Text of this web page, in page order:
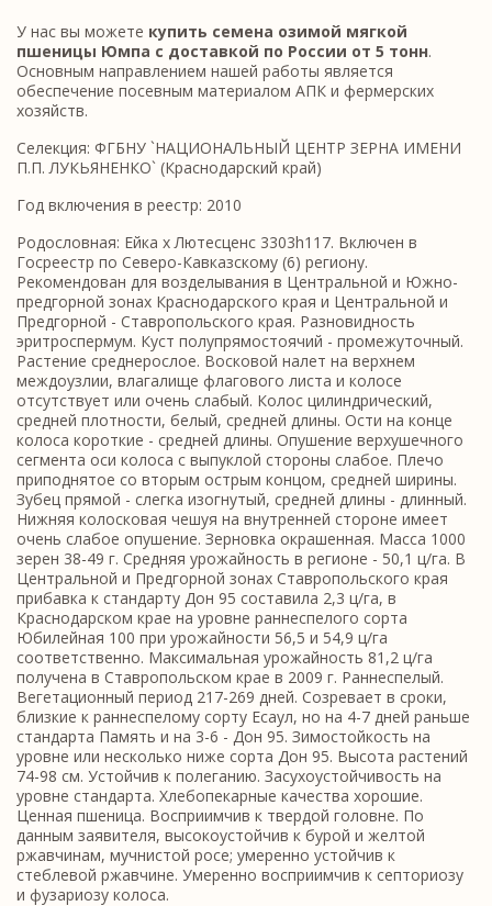
У нас вы можете купить семена озимой мягкой
пшеницы Юмпа с доставкой по России от 5 тонн.
Основным направлением нашей работы является
обеспечение посевным материалом АПК и фермерских
хозяйств.
Селекция: ФГБНУ `НАЦИОНАЛЬНЫЙ ЦЕНТР ЗЕРНА ИМЕНИ
П.П. ЛУКЬЯНЕНКО` (Краснодарский край)
Год включения в реестр: 2010
Родословная: Ейка х Лютесценс 3303h117. Включен в
Госреестр по Северо-Кавказскому (6) региону.
Рекомендован для возделывания в Центральной и Южно-
предгорной зонах Краснодарского края и Центральной и
Предгорной - Ставропольского края. Разновидность
эритроспермум. Куст полупрямостоячий - промежуточный.
Растение среднерослое. Восковой налет на верхнем
междоузлии, влагалище флагового листа и колосе
отсутствует или очень слабый. Колос цилиндрический,
средней плотности, белый, средней длины. Ости на конце
колоса короткие - средней длины. Опушение верхушечного
сегмента оси колоса с выпуклой стороны слабое. Плечо
приподнятое со вторым острым концом, средней ширины.
Зубец прямой - слегка изогнутый, средней длины - длинный.
Нижняя колосковая чешуя на внутренней стороне имеет
очень слабое опушение. Зерновка окрашенная. Масса 1000
зерен 38-49 г. Средняя урожайность в регионе - 50,1 ц/га. В
Центральной и Предгорной зонах Ставропольского края
прибавка к стандарту Дон 95 составила 2,3 ц/га, в
Краснодарском крае на уровне раннеспелого сорта
Юбилейная 100 при урожайности 56,5 и 54,9 ц/га
соответственно. Максимальная урожайность 81,2 ц/га
получена в Ставропольском крае в 2009 г. Раннеспелый.
Вегетационный период 217-269 дней. Созревает в сроки,
близкие к раннеспелому сорту Есаул, но на 4-7 дней раньше
стандарта Память и на 3-6 - Дон 95. Зимостойкость на
уровне или несколько ниже сорта Дон 95. Высота растений
74-98 см. Устойчив к полеганию. Засухоустойчивость на
уровне стандарта. Хлебопекарные качества хорошие.
Ценная пшеница. Восприимчив к твердой головне. По
данным заявителя, высокоустойчив к бурой и желтой
ржавчинам, мучнистой росе; умеренно устойчив к
стеблевой ржавчине. Умеренно восприимчив к септориозу
и фузариозу колоса.